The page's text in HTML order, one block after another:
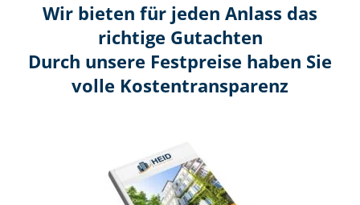
Wir bieten für jeden Anlass das
richtige Gutachten
Durch unsere Festpreise haben Sie
volle Kosten­transparenz